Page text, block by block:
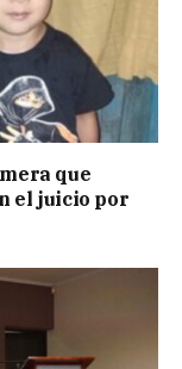
que
el juicio por